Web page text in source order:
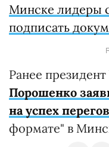
Минске лидеры
подписать
Ранее
Порошенко
на успех
формате" в